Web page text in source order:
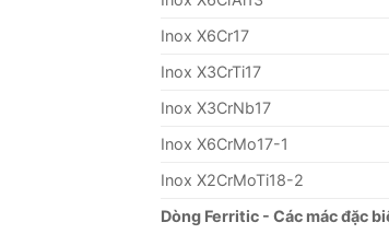
Inox X6Cr17
Inox X3CrTi17
Inox X3CrNb17
Inox X6CrMo17-1
Inox X2CrMoTi18-2
Dòng Ferritic - Các mác đặc